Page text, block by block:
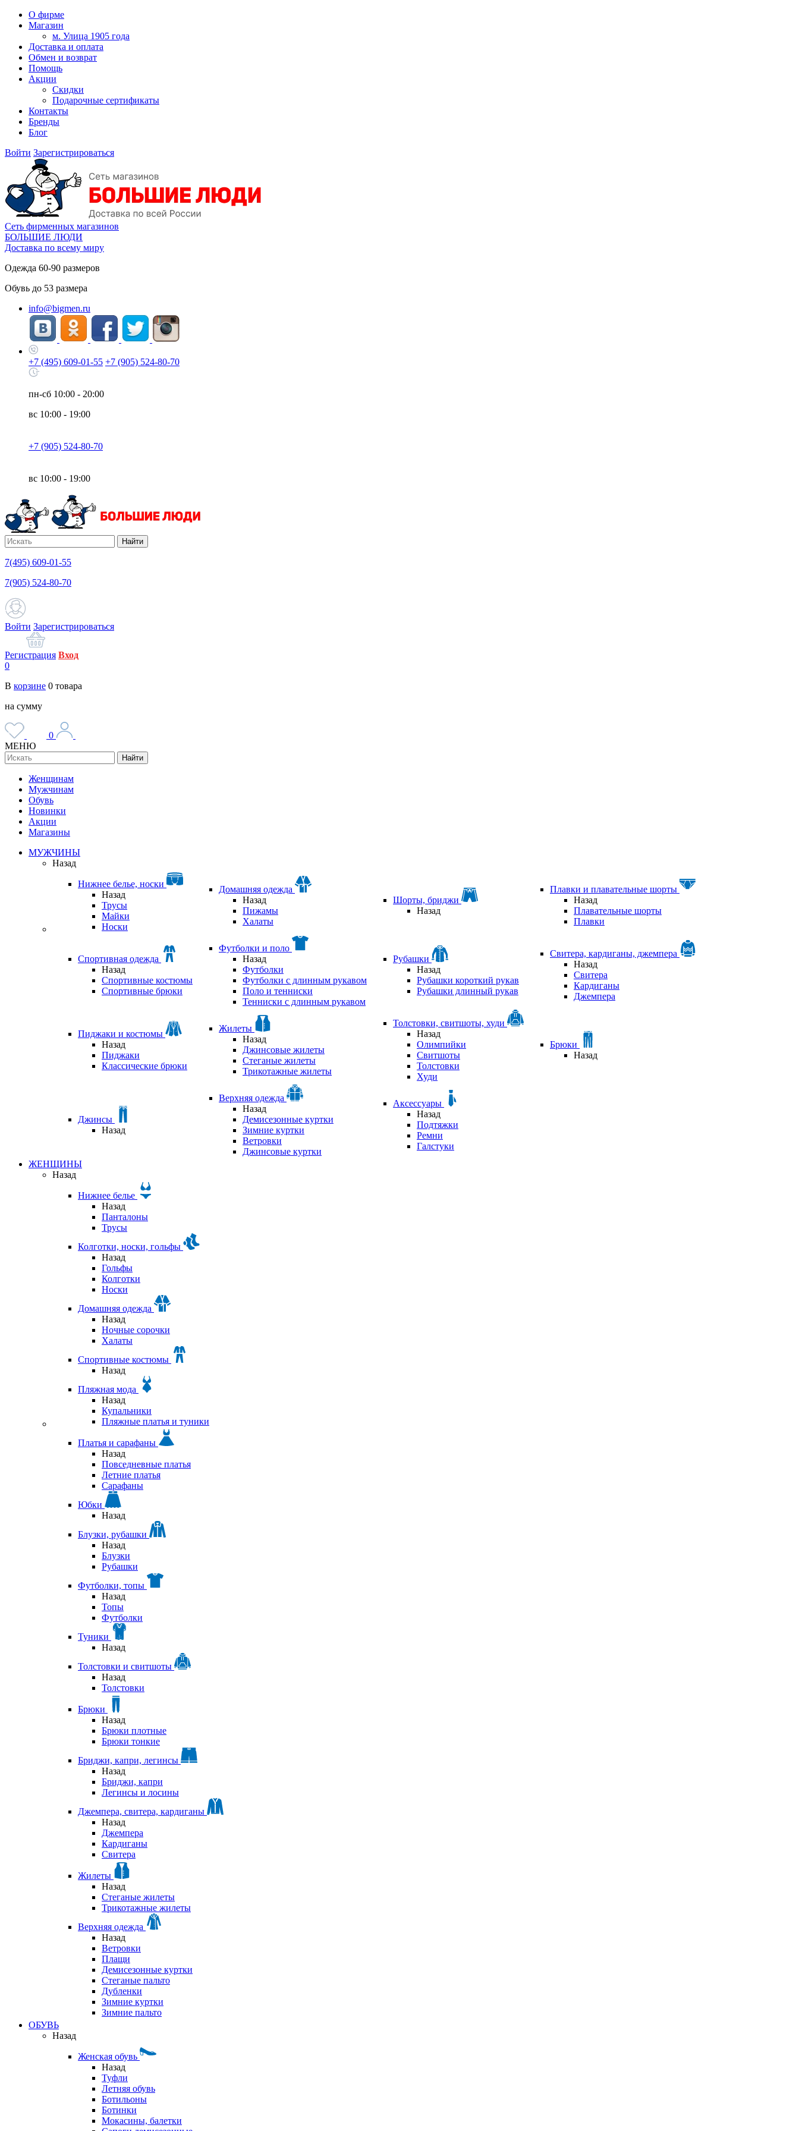
О фирме
Магазин
м. Улица 1905 года
Доставка и оплата
Обмен и возврат
Помощь
Акции
Скидки
Подарочные сертификаты
Контакты
Бренды
Блог
Войти Зарегистрироваться
Сеть фирменных магазинов
БОЛЬШИЕ ЛЮДИ
Доставка по всему миру
Одежда 60-90 размеров
Обувь до 53 размера
info@bigmen.ru
+7 (495) 609-01-55 +7 (905) 524-80-70
пн-сб 10:00 - 20:00
вс 10:00 - 19:00
+7 (905) 524-80-70
вс 10:00 - 19:00
Найти
7(495) 609-01-55
7(905) 524-80-70
Войти Зарегистрироваться
Регистрация Вход
0
В корзине 0 товара
на сумму
0
МЕНЮ
Найти
Женщинам
Мужчинам
Обувь
Новинки
Акции
Магазины
МУЖЧИНЫ
Назад
Нижнее белье, носки
Назад
Трусы
Майки
Носки
Домашняя одежда
Назад
Пижамы
Халаты
Шорты, бриджи
Назад
Плавки и плавательные шорты
Назад
Плавательные шорты
Плавки
Спортивная одежда
Назад
Спортивные костюмы
Спортивные брюки
Футболки и поло
Назад
Футболки
Футболки с длинным рукавом
Поло и тенниски
Тенниски с длинным рукавом
Рубашки
Назад
Рубашки короткий рукав
Рубашки длинный рукав
Свитера, кардиганы, джемпера
Назад
Свитера
Кардиганы
Джемпера
Пиджаки и костюмы
Назад
Пиджаки
Классические брюки
Жилеты
Назад
Джинсовые жилеты
Стеганые жилеты
Трикотажные жилеты
Толстовки, свитшоты, худи
Назад
Олимпийки
Свитшоты
Толстовки
Худи
Брюки
Назад
Джинсы
Назад
Верхняя одежда
Назад
Демисезонные куртки
Зимние куртки
Ветровки
Джинсовые куртки
Аксессуары
Назад
Подтяжки
Ремни
Галстуки
ЖЕНЩИНЫ
Назад
Нижнее белье
Назад
Панталоны
Трусы
Колготки, носки, гольфы
Назад
Гольфы
Колготки
Носки
Домашняя одежда
Назад
Ночные сорочки
Халаты
Спортивные костюмы
Назад
Пляжная мода
Назад
Купальники
Пляжные платья и туники
Платья и сарафаны
Назад
Повседневные платья
Летние платья
Сарафаны
Юбки
Назад
Блузки, рубашки
Назад
Блузки
Рубашки
Футболки, топы
Назад
Топы
Футболки
Туники
Назад
Толстовки и свитшоты
Назад
Толстовки
Брюки
Назад
Брюки плотные
Брюки тонкие
Бриджи, капри, легинсы
Назад
Бриджи, капри
Легинсы и лосины
Джемпера, свитера, кардиганы
Назад
Джемпера
Кардиганы
Свитера
Жилеты
Назад
Стеганые жилеты
Трикотажные жилеты
Верхняя одежда
Назад
Ветровки
Плащи
Демисезонные куртки
Стеганые пальто
Дубленки
Зимние куртки
Зимние пальто
ОБУВЬ
Назад
Женская обувь
Назад
Туфли
Летняя обувь
Ботильоны
Ботинки
Мокасины, балетки